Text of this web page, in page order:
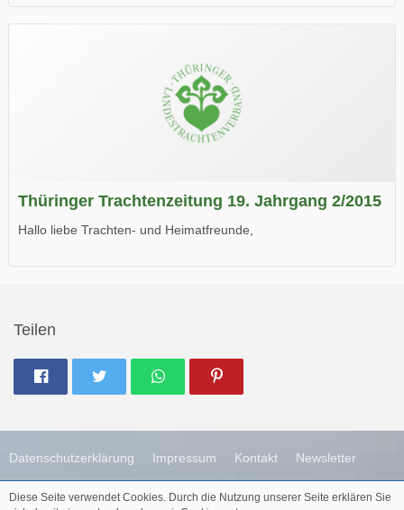
Wir wünschen Euch viel Spaß beim Lesen.
Thüringer Trachtenzeitung 19. Jahrgang 2/2015
Hallo liebe Trachten- und Heimatfreunde,
Teilen
Datenschutzerklärung Impressum Kontakt Newsletter
Diese Seite verwendet Cookies. Durch die Nutzung unserer Seite erklären Sie